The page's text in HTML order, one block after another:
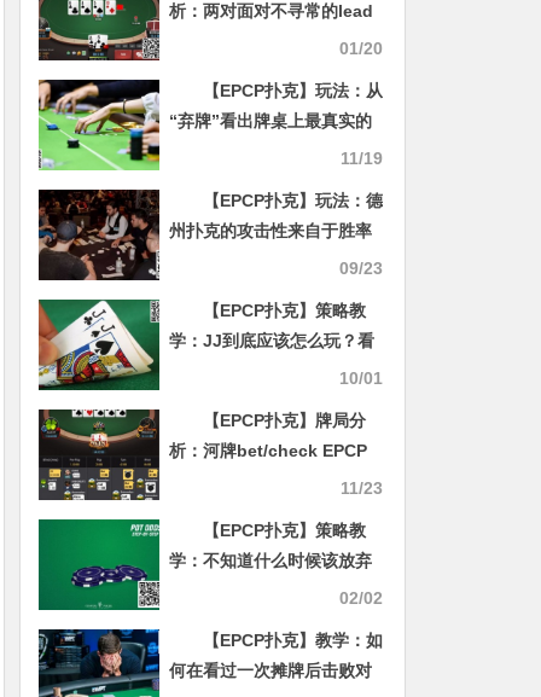
析：两对面对不寻常的lead
01/20
【EPCP扑克】玩法：从
“弃牌”看出牌桌上最真实的
11/19
【EPCP扑克】玩法：德
州扑克的攻击性来自于胜率
09/23
【EPCP扑克】策略教
学：JJ到底应该怎么玩？看
10/01
【EPCP扑克】牌局分
析：河牌bet/check EPCP
11/23
【EPCP扑克】策略教
学：不知道什么时候该放弃
02/02
【EPCP扑克】教学：如
何在看过一次摊牌后击败对